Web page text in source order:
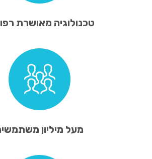
טכנולוגיה מאושרת
מעל מיליון